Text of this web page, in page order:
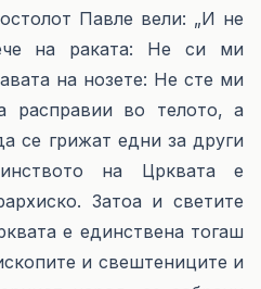
Павле вели: „И не
на раката: Не си ми
на нозете: Не сте ми
расправии во телото, а
се грижат едни за други
на Црквата е
Затоа и светите
е единствена тогаш
и свештениците и